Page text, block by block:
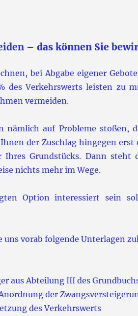
– das können Sie
bei Abgabe eigener
des Verkehrswerts leisten zu
vermeiden.
nämlich auf Probleme stoßen,
der Zuschlag hingegen
Grundstücks. Dann steht
nichts mehr im Wege.
Option interessiert sein
uns vorab folgende Unterlagen
aus Abteilung III des
der
des Verkehrswerts